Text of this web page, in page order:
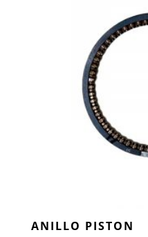
ANILLO PISTON